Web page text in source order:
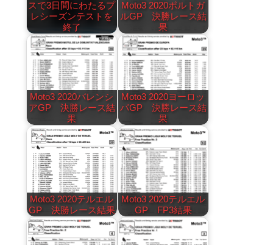
スで3日間にわたるプ
レシーズンテストを
終了
Moto3 2020ポルトガ
ルGP 決勝レース結
果
Moto3 2020バレンシ
アGP 決勝レース結
果
Moto3 2020ヨーロッ
パGP 決勝レース結
果
Moto3 2020テルエル
GP 決勝レース結果
Moto3 2020テルエル
GP FP3結果